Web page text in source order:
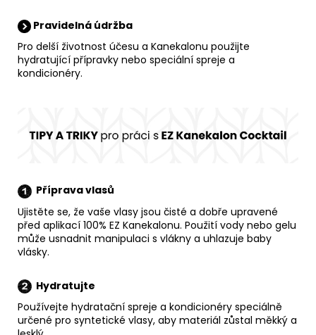
Pravidelná údržba
Pro delší životnost účesu a Kanekalonu použijte
hydratující přípravky nebo speciální spreje a
kondicionéry.
Příprava vlasů
Ujistěte se, že vaše vlasy jsou čisté a dobře upravené
před aplikací 100% EZ Kanekalonu. Použití vody nebo gelu
může usnadnit manipulaci s vlákny a uhlazuje baby
vlásky.
Hydratujte
Používejte hydratační spreje a kondicionéry speciálně
určené pro syntetické vlasy, aby materiál zůstal měkký a